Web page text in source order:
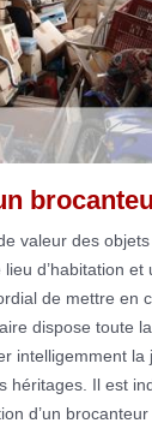
valeur des
d’habitation et
de mettre en
dispose toute
intelligemment la
héritages. Il est
d’un